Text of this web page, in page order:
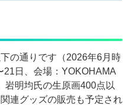
の通りです（2026年6月時
21日、会場：YOKOHAMA
岩明均氏の生原画400点以
連グッズの販売も予定され